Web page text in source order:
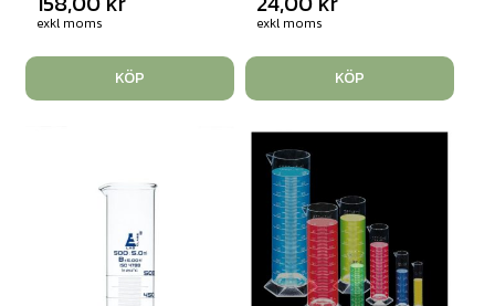
exkl moms
KÖP
exkl moms
KÖP